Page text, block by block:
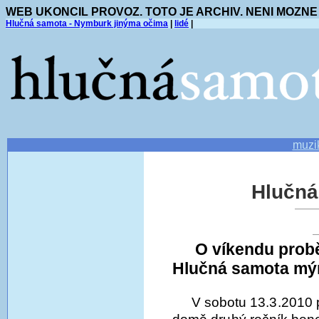
WEB UKONCIL PROVOZ. TOTO JE ARCHIV. NENI
Hlučná samota - Nymburk jinýma očima lidé
O víkendu
Hlučná samota
V sobotu 13.3.2010